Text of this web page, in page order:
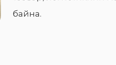
байна.